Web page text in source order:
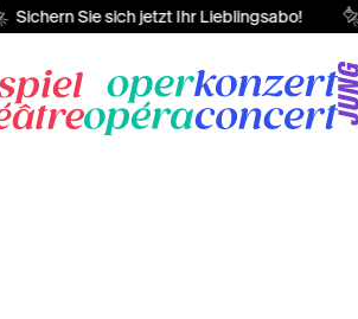
Sichern Sie sich jetzt Ihr Lieblingsabo!